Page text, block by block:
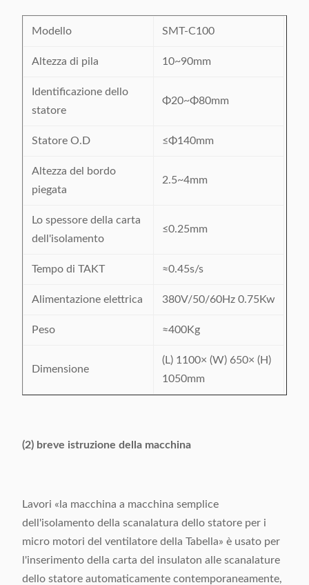
Modello SMT-C100
Altezza di pila 10~90mm
Identificazione dello
statore
Φ20~Φ80mm
Statore O.D ≤Φ140mm
Altezza del bordo
piegata
2.5~4mm
Lo spessore della carta
dell'isolamento
≤0.25mm
Tempo di TAKT ≈0.45s/s
Alimentazione elettrica 380V/50/60Hz 0.75Kw
Peso ≈400Kg
Dimensione
(L) 1100× (W) 650× (H)
1050mm
(2) breve istruzione della macchina
Lavori «la macchina a macchina semplice
dell'isolamento della scanalatura dello statore per i
micro motori del ventilatore della Tabella» è usato per
l'inserimento della carta del insulaton alle scanalature
dello statore automaticamente contemporaneamente,